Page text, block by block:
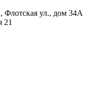
Флотская ул., дом 34А
21